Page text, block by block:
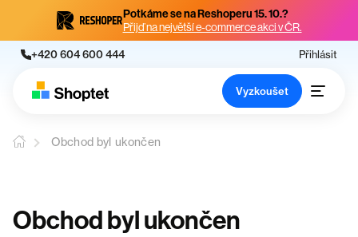
Potkáme se na Reshoperu 15. 10.?
Přijď na největší e-commerce akci v ČR.
+420 604 600 444 Přihlásit
Vyzkoušet
Obchod byl ukončen
Obchod byl ukončen